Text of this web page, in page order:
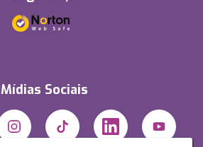
Mídias Sociais